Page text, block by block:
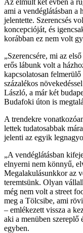
Az elmúlt két évben a
ami a vendéglátásban a
jelentette. Szerencsés
koncepcióját, és
korábban ez nem volt
Szerencsére, mi az
erős lábunk volt a
kapcsolatosan
százalékos
László, a már két
Budafoki úton is
A trendekre
lettek tudatosabbak
jelenti az egyik
A vendéglátásban
elnyerni nem könnyű,
Megalakulásunkkor az
teremtsünk. Olyan
még nem volt a street
meg a Tölcsibe, ami
– emlékezett vissza a
aki a menüben szereplő
egyben.